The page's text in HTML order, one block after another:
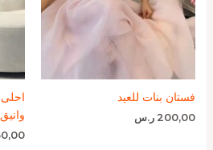
فستان بنات للعيد
200,00 ر.س
وانيق